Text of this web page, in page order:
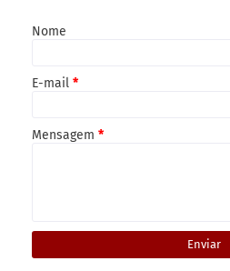
Nome
E-mail *
Mensagem *